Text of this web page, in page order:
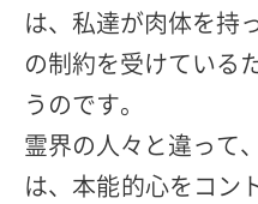
は、私達が肉体を持
の制約を受けている
うのです。
霊界の人々と違って
は、本能的心をコン